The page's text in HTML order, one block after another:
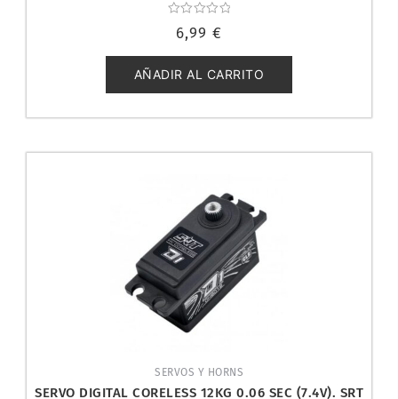
con
de
5
6,99 €
AÑADIR AL CARRITO
SERVOS Y HORNS
SERVO DIGITAL CORELESS 12KG 0.06 SEC (7.4V). SRT